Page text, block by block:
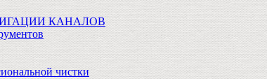
КАНАЛОВ
чистки